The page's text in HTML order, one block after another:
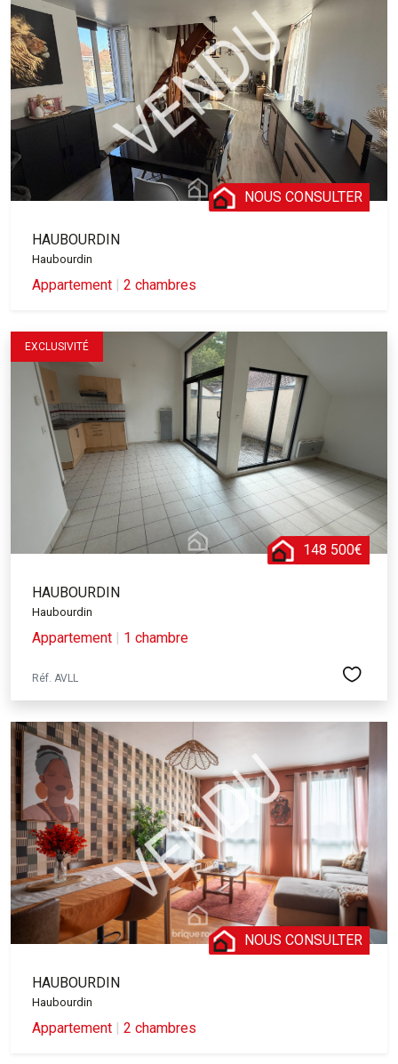
NOUS CONSULTER
HAUBOURDIN
Haubourdin
Appartement | 2 chambres
EXCLUSIVITÉ
148 500€
HAUBOURDIN
Haubourdin
Appartement | 1 chambre
Réf. AVLL
NOUS CONSULTER
HAUBOURDIN
Haubourdin
Appartement | 2 chambres